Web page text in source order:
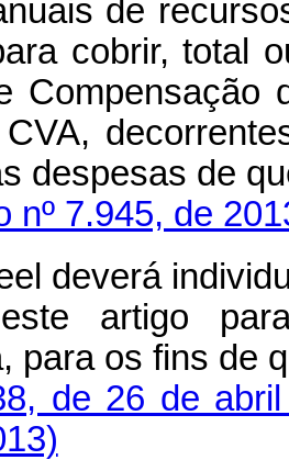
de
cobrir, total
Compensação
despesas de
nº 7.945, de
deverá
artigo
para os fins de
de 26 de